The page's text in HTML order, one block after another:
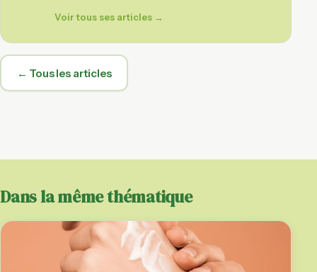
Voir tous ses articles →
← Tous les articles
Dans la même thématique